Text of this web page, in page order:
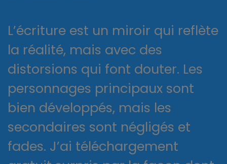
L’écriture est un miroir qui reflète
la réalité, mais avec des
distorsions qui font douter. Les
personnages principaux sont
bien développés, mais les
secondaires sont négligés et
fades. J’ai téléchargement